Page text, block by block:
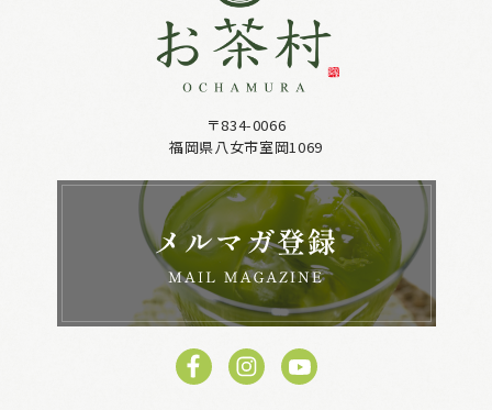
〒834-0066
福岡県八女市室岡1069